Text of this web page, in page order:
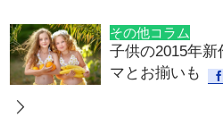
その他コラム
子供の2015年
マとお揃いも